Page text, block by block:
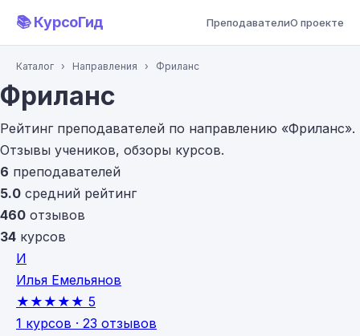
📚 КурсоГид ПреподавателиО проекте
Каталог › Направления › Фриланс
Фриланс
Рейтинг преподавателей по направлению «Фриланс».
Отзывы учеников, обзоры курсов.
6 преподавателей
5.0 средний рейтинг
460 отзывов
34 курсов
И
Илья Емельянов
★★★★★ 5
1 курсов · 23 отзывов